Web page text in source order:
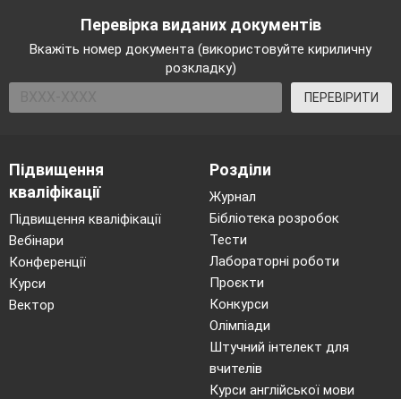
Перевірка виданих документів
Вкажіть номер документа (використовуйте кириличну
розкладку)
ПЕРЕВІРИТИ
Підвищення
кваліфікації
Підвищення кваліфікації
Вебінари
Конференції
Курси
Вектор
Розділи
Журнал
Бібліотека розробок
Тести
Лабораторні роботи
Проєкти
Конкурси
Олімпіади
Штучний інтелект для
вчителів
Курси англійської мови